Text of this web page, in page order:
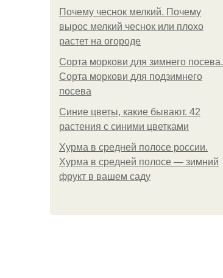
Почему чеснок мелкий. Почему
вырос мелкий чеснок или плохо
растет на огороде
Сорта моркови для зимнего посева.
Сорта моркови для подзимнего
посева
Синие цветы, какие бывают. 42
растения с синими цветками
Хурма в средней полосе россии.
Хурма в средней полосе — зимний
фрукт в вашем саду